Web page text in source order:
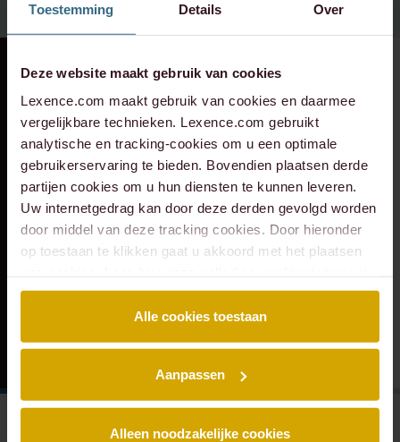
Toestemming Details Over
Deze website maakt gebruik van cookies
Lexence.com maakt gebruik van cookies en daarmee
vergelijkbare technieken. Lexence.com gebruikt
analytische en tracking-cookies om u een optimale
gebruikerservaring te bieden. Bovendien plaatsen derde
partijen cookies om u hun diensten te kunnen leveren.
Uw internetgedrag kan door deze derden gevolgd worden
door middel van deze tracking cookies. Door hieronder
op toestaan te klikken gaat u akkoord met het plaatsen
Alle cookies toestaan
Aanpassen
Alleen noodzakelijke cookies
RECENTE ZAAK⸱ 24-07-2026
Lexence heeft
Caddenz
geadviseerd bij de
overname van
Verkeer Service
Zuid-Holland.
RECENTE ZAAK
Lexence heeft
Sandee Groen
geadviseerd bij de
toetreding van
Scheybeeck als
aandeelhouder